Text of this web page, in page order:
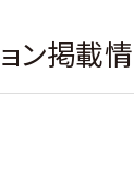
ン掲載